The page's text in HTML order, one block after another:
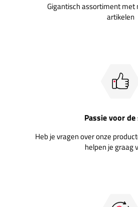
Gigantisch assortiment met
artikelen
Passie voor
Heb je vragen over onze
helpen je graag